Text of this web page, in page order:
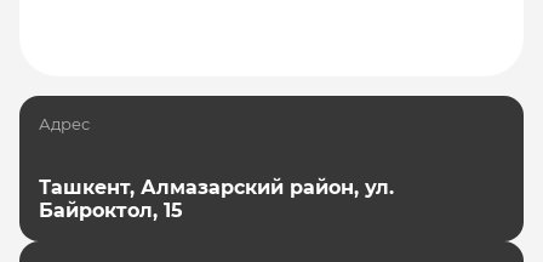
Адрес
Ташкент, Алмазарский район, ул.
Байроктол, 15